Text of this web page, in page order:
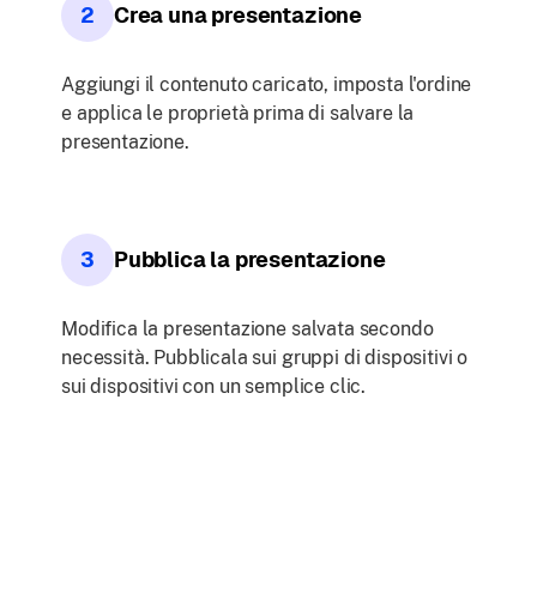
2 Crea una presentazione
Aggiungi il contenuto caricato, imposta l'ordine
e applica le proprietà prima di salvare la
presentazione.
3 Pubblica la presentazione
Modifica la presentazione salvata secondo
necessità. Pubblicala sui gruppi di dispositivi o
sui dispositivi con un semplice clic.